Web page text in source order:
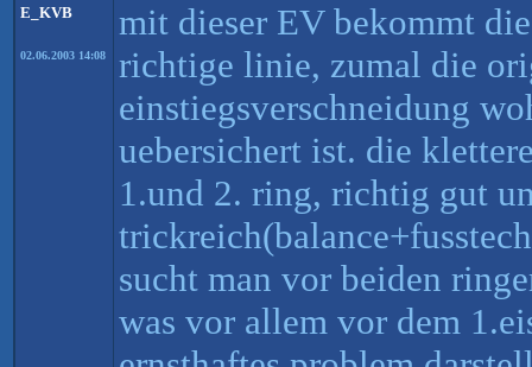
E_KVB
02.06.2003 14:08
mit dieser EV bekommt
richtige linie, zumal die
einstiegsverschneidung
uebersichert ist. die
1.und 2. ring, richtig gut
sucht man vor beiden
was vor allem vor dem